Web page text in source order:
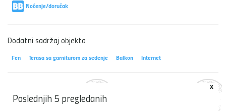
Noćenje/doručak
Dodatni sadržaj objekta
Fen Terasa sa garniturom za sedenje Balkon Internet
x
Poslednjih 5 pregledanih